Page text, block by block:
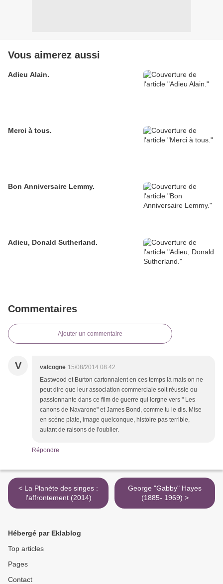
Vous aimerez aussi
Adieu Alain.
Merci à tous.
Bon Anniversaire Lemmy.
Adieu, Donald Sutherland.
Commentaires
Ajouter un commentaire
V valcogne 15/08/2014 08:42
Eastwood et Burton cartonnaient en ces temps là mais on ne
peut dire que leur association commerciale soit réussie ou
passionnante dans ce film de guerre qui lorgne vers " Les
canons de Navarone" et James Bond, comme tu le dis. Mise
en scène plate, image quelconque, histoire pas terrible,
autant de raisons de l'oublier.
Répondre
< La Planète des singes :
l'affrontement (2014)
George "Gabby" Hayes
(1885- 1969) >
Hébergé par Eklablog
Top articles
Pages
Contact